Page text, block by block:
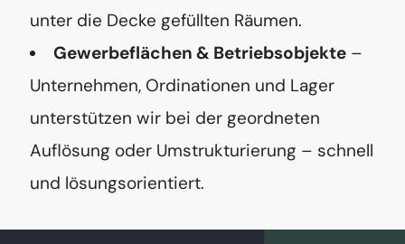
unter die Decke gefüllten Räumen.
Gewerbeflächen & Betriebsobjekte –
Unternehmen, Ordinationen und Lager
unterstützen wir bei der geordneten
Auflösung oder Umstrukturierung – schnell
und lösungsorientiert.